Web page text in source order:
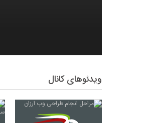
ویدئوهای کانال